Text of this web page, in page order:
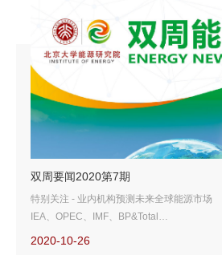
双周要闻2020第7期
特别关注 - 业内机构预测未来全球能源市场
IEA、OPEC、IMF、BP&Total
CPChem高级可循环技术获新突破
2020-10-26